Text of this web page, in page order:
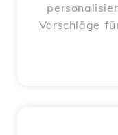
Vorschläge